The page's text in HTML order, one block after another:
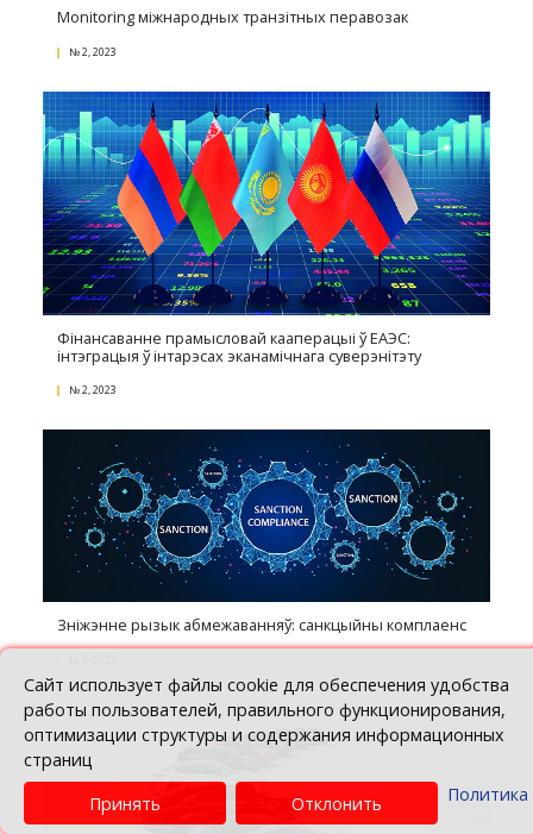
Калі юрысту самому патрэбна дапамога суда.
Юрыдычныя паслугі ў міжнародным гандлёвым
абароце
№ 4, 2023
Падтрымка ЗЭД: эфектыўныя інструменты
№ 4, 2023